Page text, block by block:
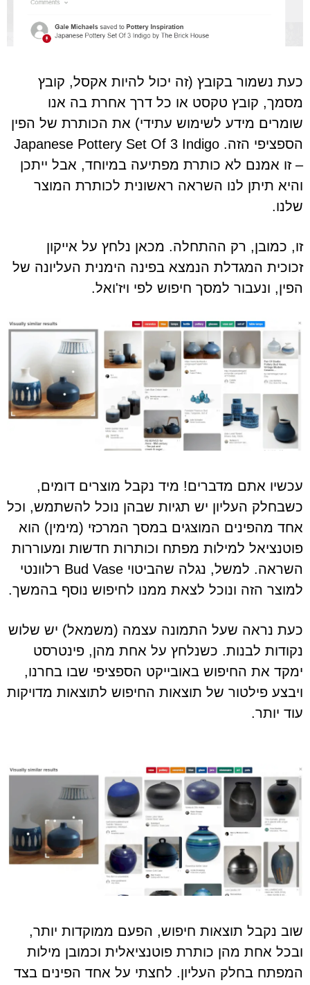
כעת נשמור בקובץ (זה יכול להיות אקסל, קובץ
מסמך, קובץ טקסט או כל דרך אחרת בה אנו
שומרים מידע לשימוש עתידי) את הכותרת של הפין
הספציפי הזה. Japanese Pottery Set Of 3 Indigo
– זו אמנם לא כותרת מפתיעה במיוחד, אבל ייתכן
והיא תיתן לנו השראה ראשונית לכותרת המוצר
שלנו.
זו, כמובן, רק ההתחלה. מכאן נלחץ על אייקון
זכוכית המגדלת הנמצא בפינה הימנית העליונה של
הפין, ונעבור למסך חיפוש לפי ויז'ואל.
עכשיו אתם מדברים! מיד נקבל מוצרים דומים,
כשבחלק העליון יש תגיות שבהן נוכל להשתמש, וכל
אחד מהפינים המוצגים במסך המרכזי (מימין) הוא
פוטנציאל למילות מפתח וכותרות חדשות ומעוררות
השראה. למשל, נגלה שהביטוי Bud Vase רלוונטי
למוצר הזה ונוכל לצאת ממנו לחיפוש נוסף בהמשך.
כעת נראה שעל התמונה עצמה (משמאל) יש שלוש
נקודות לבנות. כשנלחץ על אחת מהן, פינטרסט
ימקד את החיפוש באובייקט הספציפי שבו בחרנו,
ויבצע פילטור של תוצאות החיפוש לתוצאות מדויקות
עוד יותר.
שוב נקבל תוצאות חיפוש, הפעם ממוקדות יותר,
ובכל אחת מהן כותרת פוטנציאלית וכמובן מילות
המפתח בחלק העליון. לחצתי על אחד הפינים בצד